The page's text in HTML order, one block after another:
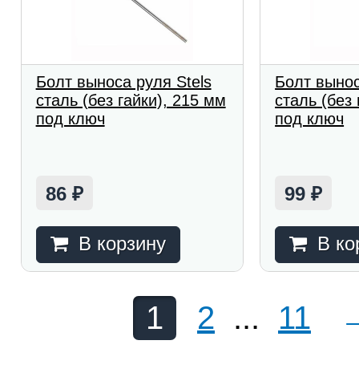
Болт выноса руля Stels
сталь (без гайки), 215 мм
под ключ
86 ₽
В корзину
Болт
сталь
под ключ
99₽
В
1 2 ... 11